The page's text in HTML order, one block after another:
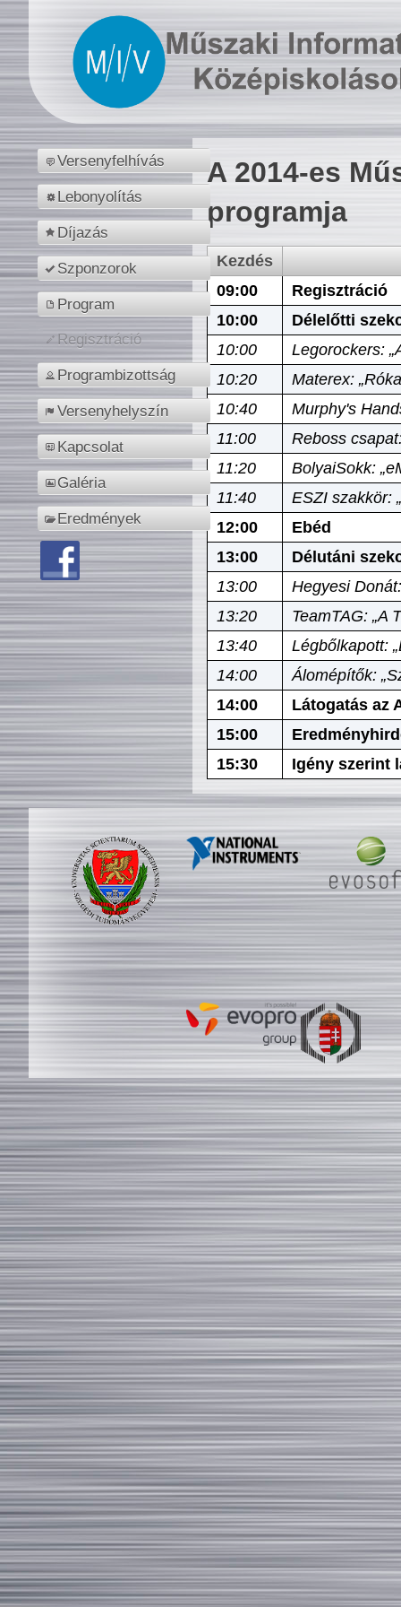
Versenyfelhívás
Lebonyolítás
Díjazás
Szponzorok
Program
Regisztráció
Programbizottság
Versenyhelyszín
Kapcsolat
Galéria
Eredmények
A 2014-es
programja
Kezdés
09:00
Regisztráció
10:00
Délelőtti
10:00
Legorockers:
10:20
Materex:
10:40
Murphy's
11:00
Reboss
11:20
BolyaiSokk:
11:40
ESZI szakkör:
12:00
Ebéd
13:00
Délutáni
13:00
Hegyesi
13:20
TeamTAG: „A
13:40
Légbőlkapott:
14:00
Álomépítők:
14:00
Látogatás az
15:00
15:30
Igény szerint